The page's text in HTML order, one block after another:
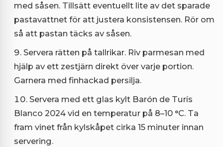
med såsen. Tillsätt eventuellt lite av det sparade
pastavattnet för att justera konsistensen. Rör om
så att pastan täcks av såsen.
Servera rätten på tallrikar. Riv parmesan med
hjälp av ett zestjärn direkt över varje portion.
Garnera med finhackad persilja.
Servera med ett glas kylt Barón de Turís
Blanco 2024 vid en temperatur på 8–10 °C. Ta
fram vinet från kylskåpet cirka 15 minuter innan
servering.